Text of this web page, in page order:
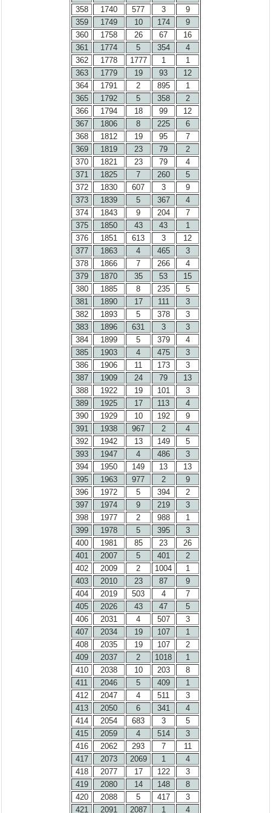
358
1740 577 3
9
359
1749 10 174
9
360
1758 26 67
16
361
1774 5 354
4
362
1778 1777 1
1
363
1779 19 93
12
364
1791 2 895
1
365
1792 5 358
2
366
1794 18 99
12
367
1806 8 225
6
368
1812 19 95
7
369
1819 23 79
2
370
1821 23 79
4
371
1825 7 260
5
372
1830 607 3
9
373
1839 5 367
4
374
1843 9 204
7
375
1850 43 43
1
376
1851 613 3
12
377
1863 4 465
3
378
1866 7 266
4
379
1870 35 53
15
380
1885 8 235
5
381
1890 17 111
3
382
1893 5 378
3
383
1896 631 3
3
384
1899 5 379
4
385
1903 4 475
3
386
1906 11 173
3
387
1909 24 79
13
388
1922 19 101
3
389
1925 17 113
4
390
1929 10 192
9
391
1938 967 2
4
392
1942 13 149
5
393
1947 4 486
3
394
1950 149 13
13
395
1963 977 2
9
396
1972 5 394
2
397
1974 9 219
3
398
1977 2 988
1
399
1978 5 395
3
400
1981 85 23
26
401
2007 5 401
2
402
2009 2 1004
1
403
2010 23 87
9
404
2019 503 4
7
405
2026 43 47
5
406
2031 4 507
3
407
2034 19 107
1
408
2035 19 107
2
409
2037 2 1018
1
410
2038 10 203
8
411
2046 5 409
1
412
2047 4 511
3
413
2050 6 341
4
414
2054 683 3
5
415
2059 4 514
3
416
2062 293 7
11
417
2073 2069 1
4
418
2077 17 122
3
419
2080 14 148
8
420
2088 5 417
3
421
2091 2087 1 4